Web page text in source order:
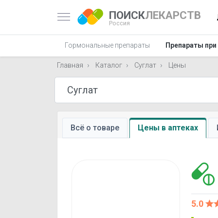
ПОИСКЛЕКАРСТВ
Россия
Гормональные препараты Препараты
Главная Каталог Суглат Цены
Всё о товаре Цены в аптеках
5.0